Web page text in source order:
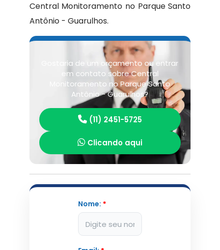
Central Monitoramento no Parque Santo
Antônio - Guarulhos.
Gostaria de um orçamento ou entrar
em contato sobre Central
Monitoramento no Parque Santo
Antônio - Guarulhos?
(11) 2451-5725
Clicando aqui
Nome: *